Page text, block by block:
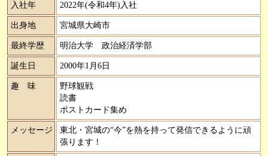
入社年 2022年(令和4年)入社
出身地 宮城県大崎市
最終学歴 明治大学 政治経済学部
誕生日 2000年1月6日
趣 味
野球観戦
読書
ポストカード集め
メッセージ
東北・宮城の“今”を熱を持って発信できるように頑
張ります！